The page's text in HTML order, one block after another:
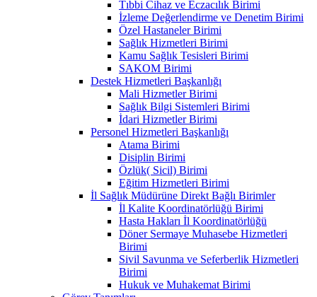
Tıbbi Cihaz ve Eczacılık Birimi
İzleme Değerlendirme ve Denetim Birimi
Özel Hastaneler Birimi
Sağlık Hizmetleri Birimi
Kamu Sağlık Tesisleri Birimi
SAKOM Birimi
Destek Hizmetleri Başkanlığı
Mali Hizmetler Birimi
Sağlık Bilgi Sistemleri Birimi
İdari Hizmetler Birimi
Personel Hizmetleri Başkanlığı
Atama Birimi
Disiplin Birimi
Özlük( Sicil) Birimi
Eğitim Hizmetleri Birimi
İl Sağlık Müdürüne Direkt Bağlı Birimler
İl Kalite Koordinatörlüğü Birimi
Hasta Hakları İl Koordinatörlüğü
Döner Sermaye Muhasebe Hizmetleri
Birimi
Sivil Savunma ve Seferberlik Hizmetleri
Birimi
Hukuk ve Muhakemat Birimi